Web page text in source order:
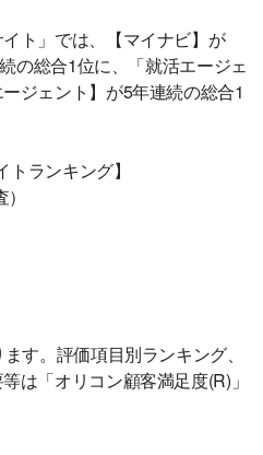
ト」では、【マイナビ】が
の総合1位に、「就活エージェ
ジェント】が5年連続の総合1
トランキング】
す。評価項目別ランキング、
は「オリコン顧客満足度(R)」